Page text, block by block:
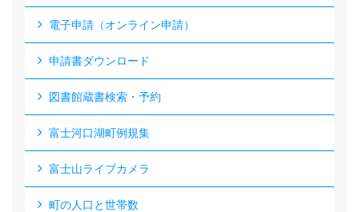
電子申請（オンライン申請）
申請書ダウンロード
図書館蔵書検索・予約
富士河口湖町例規集
富士山ライブカメラ
町の人口と世帯数